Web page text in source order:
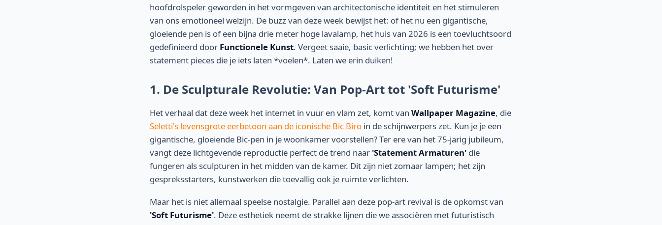
hoofdrolspeler geworden in het vormgeven van architectonische identiteit en het stimuleren
van ons emotioneel welzijn. De buzz van deze week bewijst het: of het nu een gigantische,
gloeiende pen is of een bijna drie meter hoge lavalamp, het huis van 2026 is een toevluchtsoord
gedefinieerd door Functionele Kunst. Vergeet saaie, basic verlichting; we hebben het over
statement pieces die je iets laten *voelen*. Laten we erin duiken!
1. De Sculpturale Revolutie: Van Pop-Art tot 'Soft Futurisme'
Het verhaal dat deze week het internet in vuur en vlam zet, komt van Wallpaper Magazine, die
Seletti's levensgrote eerbetoon aan de iconische Bic Biro in de schijnwerpers zet. Kun je je een
gigantische, gloeiende Bic-pen in je woonkamer voorstellen? Ter ere van het 75-jarig jubileum,
vangt deze lichtgevende reproductie perfect de trend naar 'Statement Armaturen' die
fungeren als sculpturen in het midden van de kamer. Dit zijn niet zomaar lampen; het zijn
gespreksstarters, kunstwerken die toevallig ook je ruimte verlichten.
Maar het is niet allemaal speelse nostalgie. Parallel aan deze pop-art revival is de opkomst van
'Soft Futurisme'. Deze esthetiek neemt de strakke lijnen die we associëren met futuristisch